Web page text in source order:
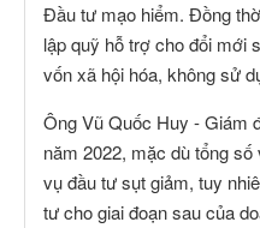
Đầu tư mạo hiểm. Đồng
lập quỹ hỗ trợ cho đổi mới
vốn xã hội hóa, không sử
Ông Vũ Quốc Huy - Giám
năm 2022, mặc dù tổng
vụ đầu tư sụt giảm, tuy
tư cho giai đoạn sau của